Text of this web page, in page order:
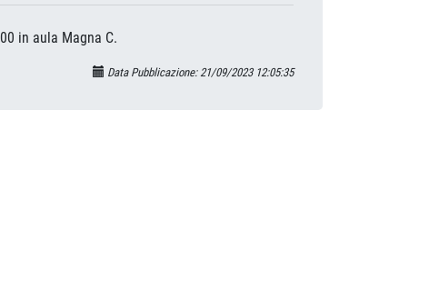
in aula Magna C.
Data Pubblicazione: 21/09/2023 12:05:35